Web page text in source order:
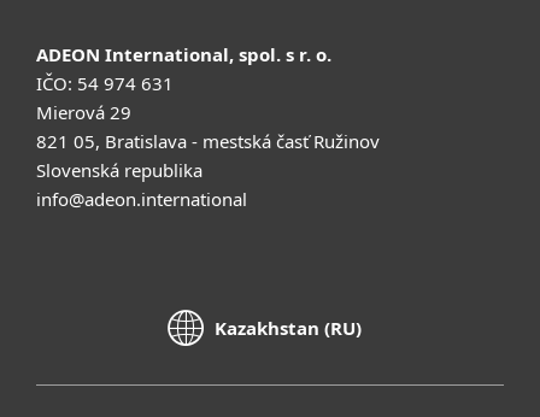
ADEON International, spol. s r. o.
IČO: 54 974 631
Mierová 29
821 05, Bratislava - mestská časť Ružinov
Slovenská republika
info@adeon.international
Kazakhstan (RU)